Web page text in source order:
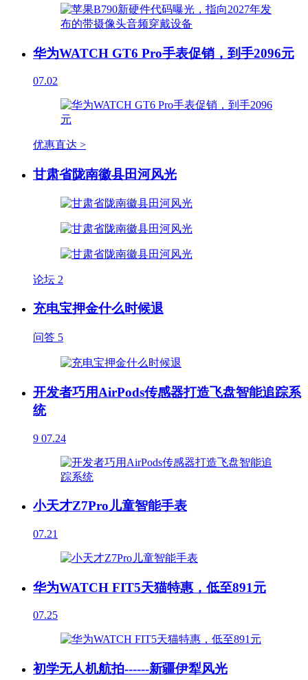
华为WATCH GT6 Pro手表促销，到手2096元
07.02
优惠直达 >
甘肃省陇南徽县田河风光
论坛 2
充电宝押金什么时候退
问答 5
开发者巧用AirPods传感器打造飞盘智能追踪系
统
9 07.24
小天才Z7Pro儿童智能手表
07.21
华为WATCH FIT5天猫特惠，低至891元
07.25
初学无人机航拍------新疆伊犁风光